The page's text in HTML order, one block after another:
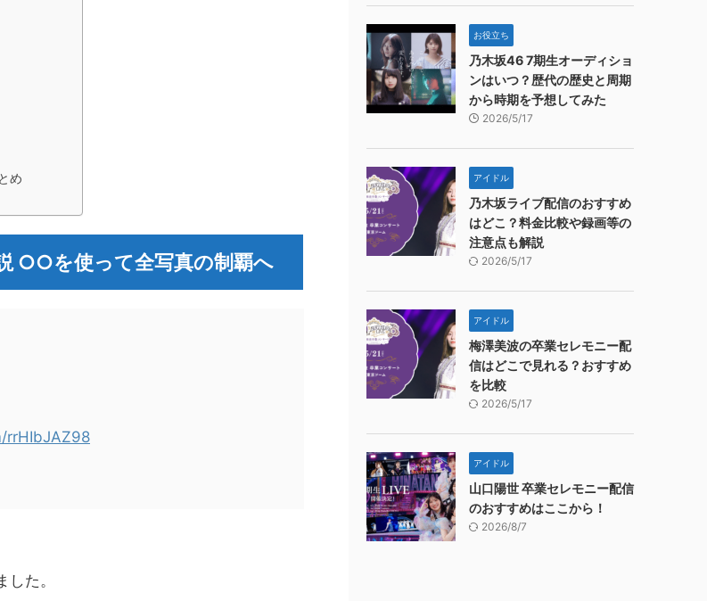
め
○○を使って全写真の制覇へ
rrHIbJAZ98
た。
お役立ち
乃木坂46 7期生オーディショ
ンはいつ？歴代の歴史と周期
から時期を予想してみた
2026/5/17
アイドル
乃木坂ライブ配信のおすすめ
はどこ？料金比較や録画等の
注意点も解説
2026/5/17
アイドル
梅澤美波の卒業セレモニー配
信はどこで見れる？おすすめ
を比較
2026/5/17
アイドル
山口陽世 卒業セレモニー配信
のおすすめはここから！
2026/8/7